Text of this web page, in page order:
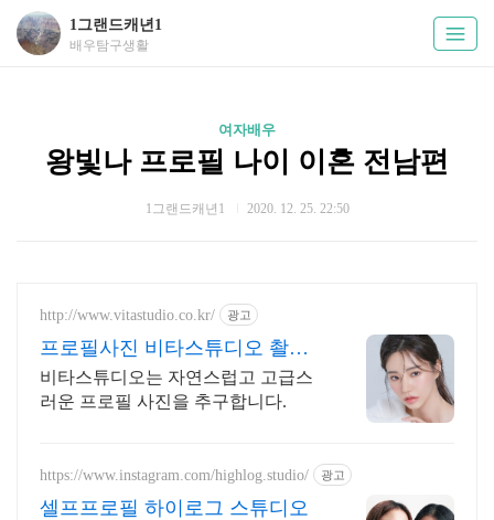
1그랜드캐년1
배우탐구생활
여자배우
왕빛나 프로필 나이 이혼 전남편
1그랜드캐년1 2020. 12. 25. 22:50
http://www.vitastudio.co.kr/ 광고
프로필사진 비타스튜디오 촬영
당일 1:1 사진수정
비타스튜디오는 자연스럽고 고급스
러운 프로필 사진을 추구합니다.
https://www.instagram.com/highlog.studio/ 광고
셀프프로필 하이로그 스튜디오